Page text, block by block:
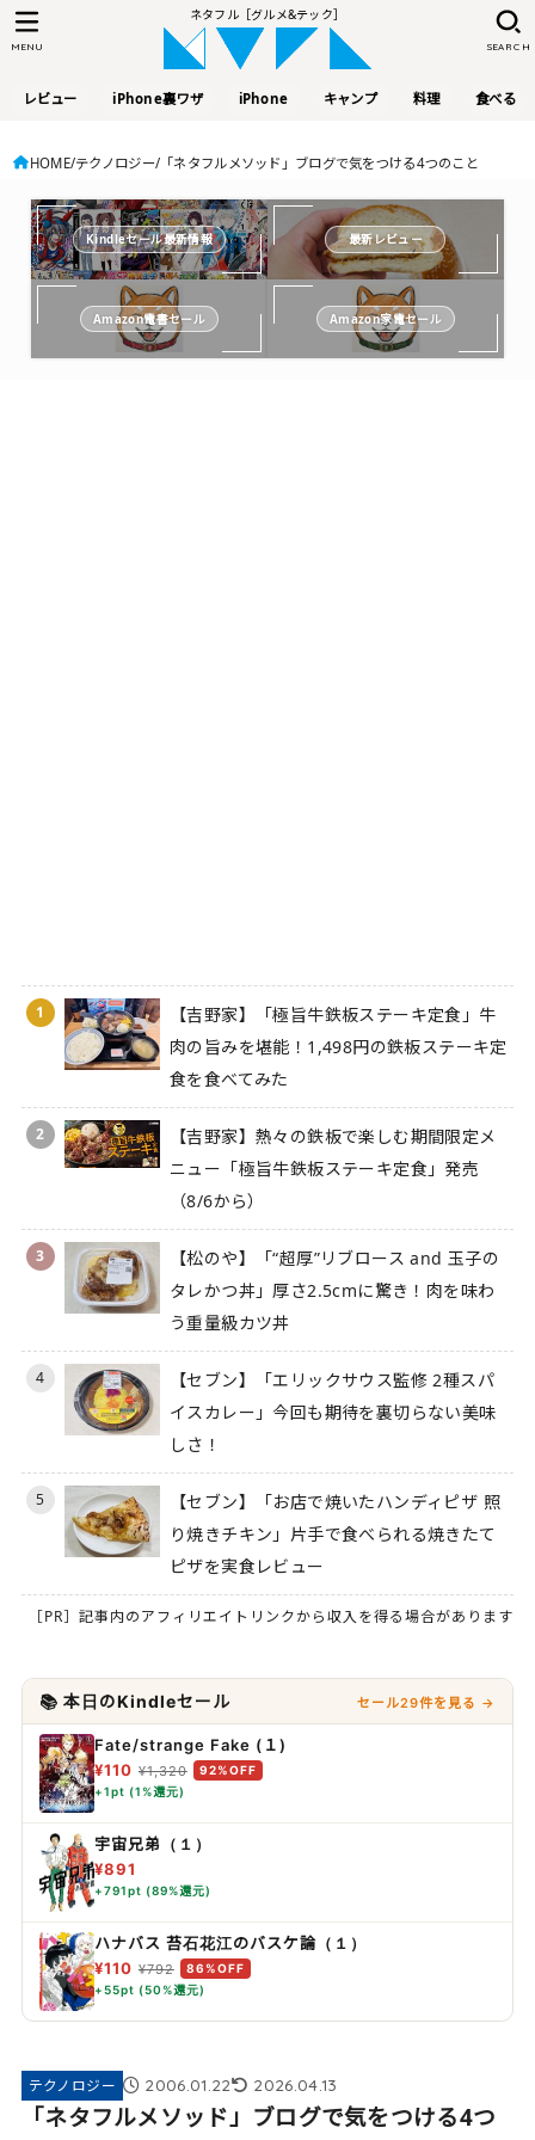
ネタフル［グルメ&テック］
レビュー iPhone裏ワザ iPhone キャンプ 料理 食べる
SEARCH
MENU
HOME テクノロジー 「ネタフルメソッド」ブログで気をつける4つのこと
Kindleセール最新情報 最新レビュー
Amazon電書セール Amazon家電セール
1
【吉野家】「極旨牛鉄板ステーキ定食」牛
肉の旨みを堪能！1,498円の鉄板ステーキ定
食を食べてみた
2
【吉野家】熱々の鉄板で楽しむ期間限定メ
ニュー「極旨牛鉄板ステーキ定食」発売
（8/6から）
3
【松のや】「“超厚”リブロース and 玉子の
タレかつ丼」厚さ2.5cmに驚き！肉を味わ
う重量級カツ丼
4
【セブン】「エリックサウス監修 2種スパ
イスカレー」今回も期待を裏切らない美味
しさ！
5
【セブン】「お店で焼いたハンディピザ 照
り焼きチキン」片手で食べられる焼きたて
ピザを実食レビュー
［PR］記事内のアフィリエイトリンクから収入を得る場合があります
📚 本日のKindleセール セール29件を見る →
Fate/strange Fake (１)
¥110 ¥1,320
92%OFF
+1pt (1%還元)
宇宙兄弟（１）
¥891
+791pt (89%還元)
ハナバス 苔石花江のバスケ論（１）
¥110 ¥792
86%OFF
+55pt (50%還元)
テクノロジー 2006.01.22 2026.04.13
「ネタフルメソッド」ブログで気をつける4つ